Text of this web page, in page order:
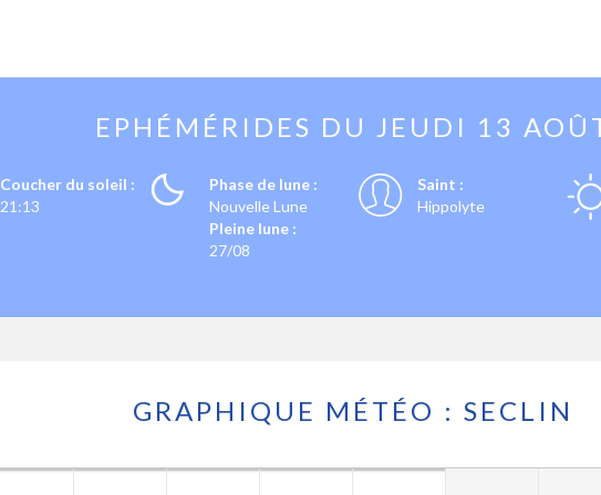
EPHÉMÉRIDES DU JEUDI 13
Coucher du soleil :
21:13
Phase de lune :
Nouvelle Lune
Pleine lune :
27/08
Saint :
Hippolyte
GRAPHIQUE MÉTÉO : SECLIN